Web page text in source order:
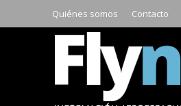
Quiénes somos Contacto